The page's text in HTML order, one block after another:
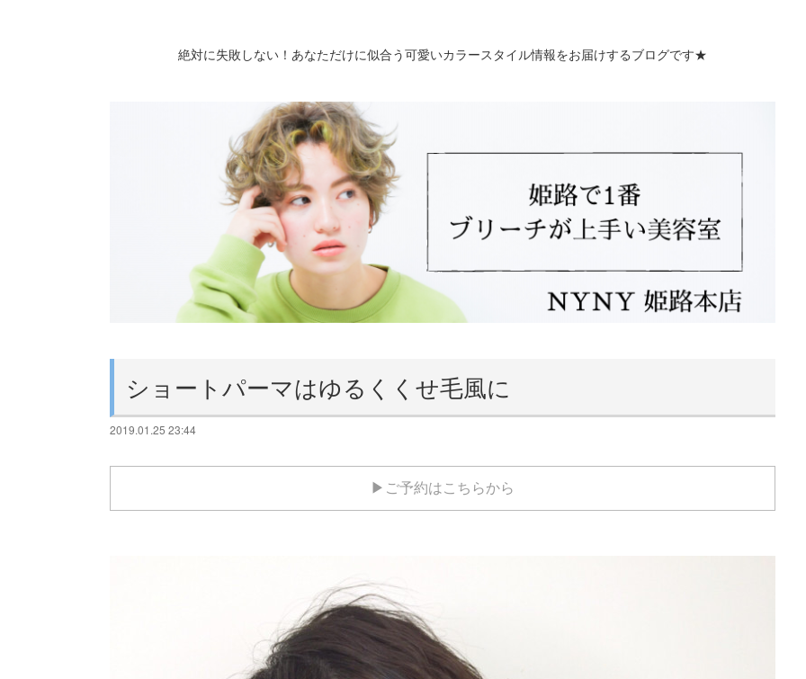
絶対に失敗しない！あなただけに似合う可愛いカラースタイル情報をお届けするブログです★
ショートパーマはゆるくくせ毛風に
2019.01.25 23:44
▶ご予約はこちらから